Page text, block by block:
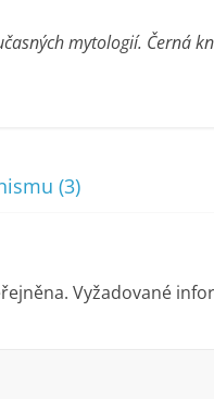
mytologií. Černá
(3)
Vyžadované